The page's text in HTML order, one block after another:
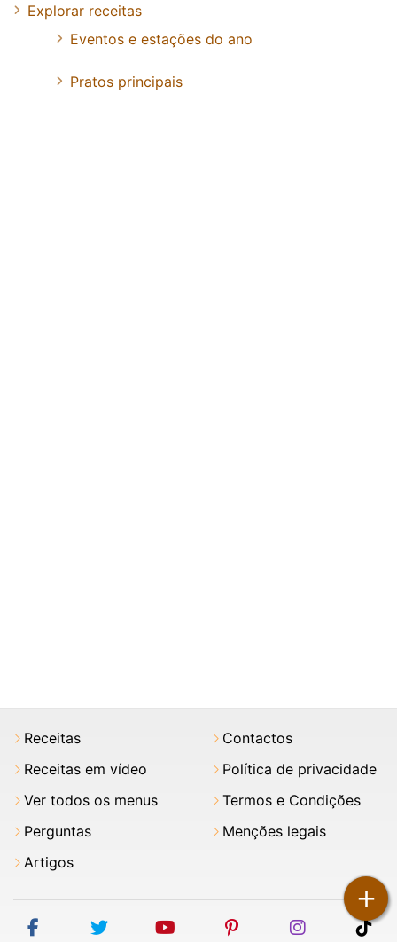
+
Explorar receitas
Eventos e estações do ano
Pratos principais
Receitas
Receitas em vídeo
Ver todos os menus
Perguntas
Artigos
Contactos
Política de privacidade
Termos e Condições
Menções legais
facebooktwitter youtubepinterestinstagram